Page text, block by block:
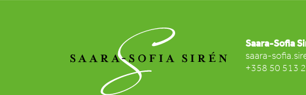
Saara-Sofia
saara-
+358 50 513